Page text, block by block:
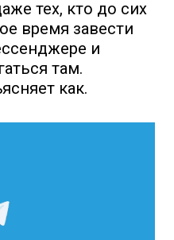
тех, кто до сих
время завести
и
там.
как.